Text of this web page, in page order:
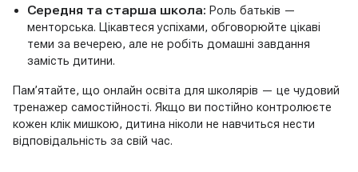
Середня та старша школа: Роль батьків —
менторська. Цікавтеся успіхами, обговорюйте цікаві
теми за вечерею, але не робіть домашні завдання
замість дитини.
Пам’ятайте, що онлайн освіта для школярів — це чудовий
тренажер самостійності. Якщо ви постійно контролюєте
кожен клік мишкою, дитина ніколи не навчиться нести
відповідальність за свій час.